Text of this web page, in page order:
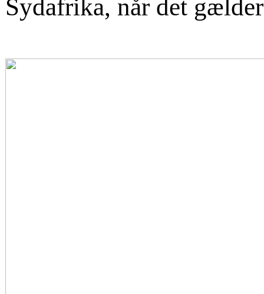
Sydafrika, når det